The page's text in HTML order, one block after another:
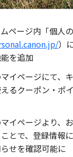
ページ内「個人
）
を追加
イページにて、
るクーポン・ポ
イページより、
とで、登録情報
せを確認可能に